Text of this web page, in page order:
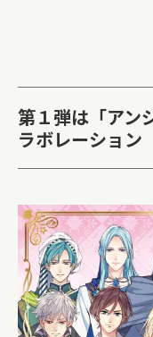
第１弾は「アン
ラボレーション